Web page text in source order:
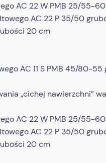
AC 22 W PMB 25/55-
AC 22 P 35/50
20 cm
AC 11 S PMB 45/80-55
„cichej nawierzchni”
AC 22 W PMB 25/55-
AC 22 P 35/50
20 cm